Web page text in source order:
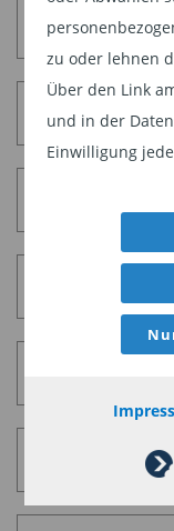
zu oder lehnen
Über den Link
und in der
Einwilligung